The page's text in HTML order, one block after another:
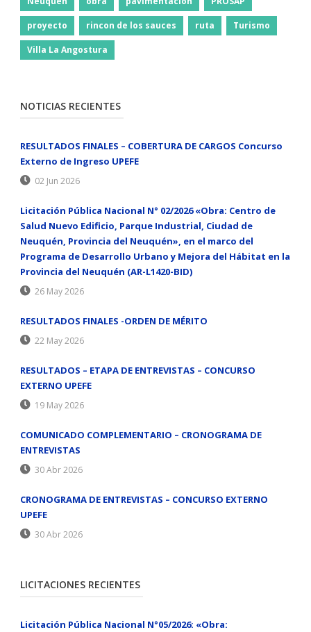
proyecto rincon de los sauces ruta Turismo
Villa La Angostura
NOTICIAS RECIENTES
RESULTADOS FINALES – COBERTURA DE CARGOS Concurso
Externo de Ingreso UPEFE
02 Jun 2026
Licitación Pública Nacional N° 02/2026 «Obra: Centro de
Salud Nuevo Edificio, Parque Industrial, Ciudad de
Neuquén, Provincia del Neuquén», en el marco del
Programa de Desarrollo Urbano y Mejora del Hábitat en la
Provincia del Neuquén (AR-L1420-BID)
26 May 2026
RESULTADOS FINALES -ORDEN DE MÉRITO
22 May 2026
RESULTADOS – ETAPA DE ENTREVISTAS – CONCURSO
EXTERNO UPEFE
19 May 2026
COMUNICADO COMPLEMENTARIO – CRONOGRAMA DE
ENTREVISTAS
30 Abr 2026
CRONOGRAMA DE ENTREVISTAS – CONCURSO EXTERNO
UPEFE
30 Abr 2026
LICITACIONES RECIENTES
Licitación Pública Nacional N°05/2026: «Obra: